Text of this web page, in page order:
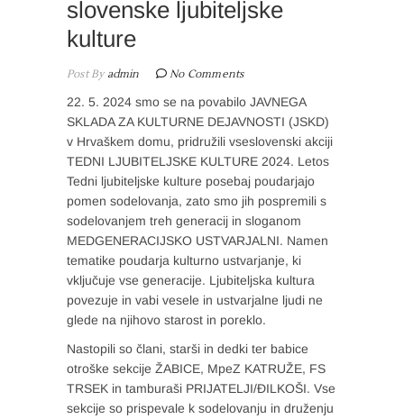
slovenske ljubiteljske
kulture
Post Byadmin No Comments
22. 5. 2024 smo se na povabilo JAVNEGA
SKLADA ZA KULTURNE DEJAVNOSTI (JSKD)
v Hrvaškem domu, pridružili vseslovenski akciji
TEDNI LJUBITELJSKE KULTURE 2024. Letos
Tedni ljubiteljske kulture posebaj poudarjajo
pomen sodelovanja, zato smo jih pospremili s
sodelovanjem treh generacij in sloganom
MEDGENERACIJSKO USTVARJALNI. Namen
tematike poudarja kulturno ustvarjanje, ki
vključuje vse generacije. Ljubiteljska kultura
povezuje in vabi vesele in ustvarjalne ljudi ne
glede na njihovo starost in poreklo.
Nastopili so člani, starši in dedki ter babice
otroške sekcije ŽABICE, MpeZ KATRUŽE, FS
TRSEK in tamburaši PRIJATELJI/ĐILKOŠI. Vse
sekcije so prispevale k sodelovanju in druženju